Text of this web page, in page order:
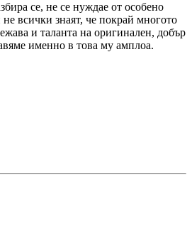
се, не се нуждае от особено
всички знаят, че покрай многото
и таланта на оригинален, добър
именно в това му амплоа.